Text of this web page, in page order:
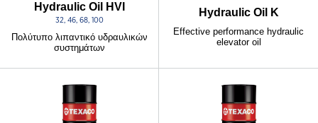
Hydraulic Oil HVI
32, 46, 68, 100
Πολύτυπο λιπαντικό υδραυλικών
συστημάτων
Hydraulic Oil K
Effective performance hydraulic
elevator oil